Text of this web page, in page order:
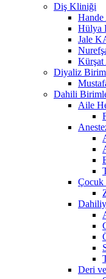
Diş Kliniği
Hülya
Jale
Diyaliz
Dahili
Aile
Deri